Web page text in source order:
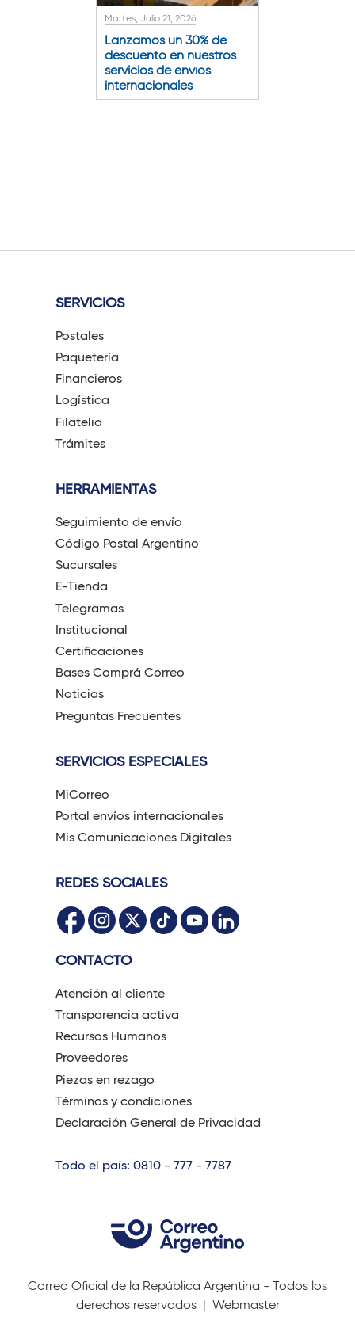
Martes, Julio 21, 2026
Lanzamos un 30% de
descuento en nuestros
servicios de envíos
internacionales
SERVICIOS
Postales
Paquetería
Financieros
Logística
Filatelia
Trámites
HERRAMIENTAS
Seguimiento de envío
Código Postal Argentino
Sucursales
E-Tienda
Telegramas
Institucional
Certificaciones
Bases Comprá Correo
Noticias
Preguntas Frecuentes
SERVICIOS ESPECIALES
MiCorreo
Portal envíos internacionales
Mis Comunicaciones Digitales
REDES SOCIALES
CONTACTO
Atención al cliente
Transparencia activa
Recursos Humanos
Proveedores
Piezas en rezago
Términos y condiciones
Declaración General de Privacidad
Todo el país: 0810 - 777 - 7787
Correo Oficial de la República Argentina - Todos los
derechos reservados | Webmaster